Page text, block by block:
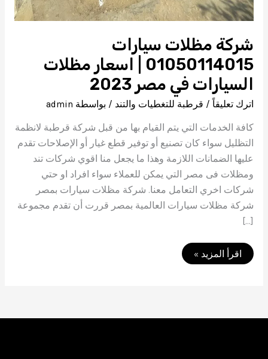
شركة مظلات سيارات
01050114015 | اسعار مظلات
السيارات في مصر 2023
اترك تعليقاً / قرطبة للتغطيات والتند / بواسطة admin
كافة الخدمات التي يتم القيام بها من قبل شركة قرطبة لانظمة
التظليل سواء كان تصنيع أو توفير قطع غيار أو الإصلاحات تقدم
عليها الضمانات اللازمة وهذا ما يجعل منا اقوي شركات تند
ومظلات فى مصر التي يمكن للعملاء سواء افراد او حتي
شركات اخري التعامل معنا. شركة مظلات سيارات بمصر
شركة مظلات سيارات العالمية بمصر قررت أن تقدم مجموعة
[…]
شركة
مظلات
السيارات
اقرأ المزيد »